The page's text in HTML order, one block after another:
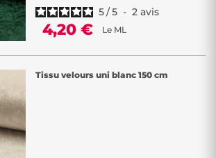
5/5 - 2 avis
4,20 € Le ML
Tissu velours uni blanc 150 cm